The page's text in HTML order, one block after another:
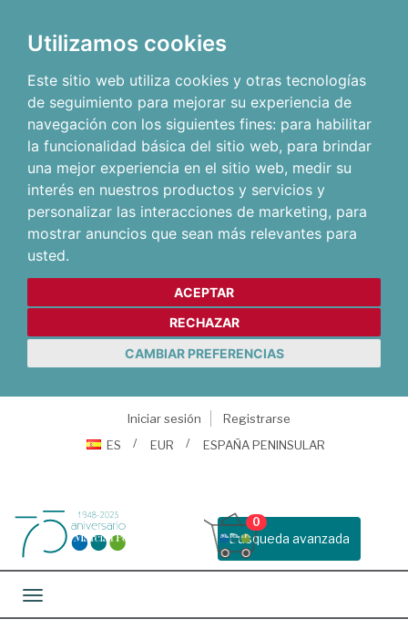
Utilizamos cookies
Este sitio web utiliza cookies y otras tecnologías
de seguimiento para mejorar su experiencia de
navegación con los siguientes fines: para habilitar
la funcionalidad básica del sitio web, para brindar
una mejor experiencia en el sitio web, medir su
interés en nuestros productos y servicios y
personalizar las interacciones de marketing, para
mostrar anuncios que sean más relevantes para
usted.
ACEPTAR
RECHAZAR
CAMBIAR PREFERENCIAS
Iniciar sesión
Registrarse
ES
EUR ESPAÑA PENINSULAR
Busqueda avanzada
0
Toggle navigation